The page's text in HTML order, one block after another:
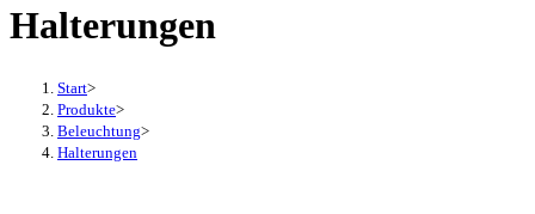
Halterungen
Start>
Produkte>
Beleuchtung>
Halterungen